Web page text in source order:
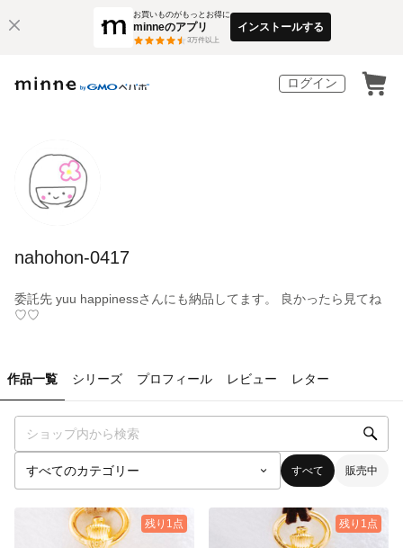
お買いものがもっとお得に
minneのアプリ
3万件以上
インストールする
ログイン
nahohon-0417
委託先 yuu happinessさんにも納品してます。 良かったら見てね
♡♡
作品一覧 シリーズ プロフィール レビュー レター
すべて 販売中
残り1点 残り1点